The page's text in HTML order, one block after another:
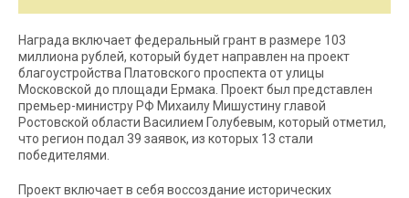
Награда включает федеральный грант в размере 103
миллиона рублей, который будет направлен на проект
благоустройства Платовского проспекта от улицы
Московской до площади Ермака. Проект был представлен
премьер-министру РФ Михаилу Мишустину главой
Ростовской области Василием Голубевым, который отметил,
что регион подал 39 заявок, из которых 13 стали
победителями.
Проект включает в себя воссоздание исторических